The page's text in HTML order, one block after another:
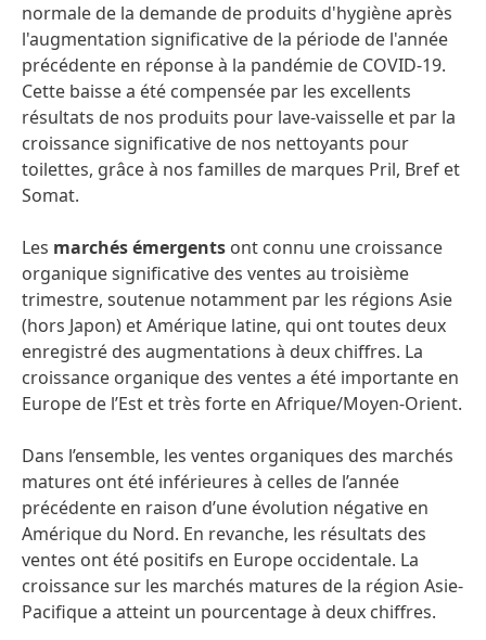
normale de la demande de produits d'hygiène après
l'augmentation significative de la période de l'année
précédente en réponse à la pandémie de COVID-19.
Cette baisse a été compensée par les excellents
résultats de nos produits pour lave-vaisselle et par la
croissance significative de nos nettoyants pour
toilettes, grâce à nos familles de marques Pril, Bref et
Somat.
Les marchés émergents ont connu une croissance
organique significative des ventes au troisième
trimestre, soutenue notamment par les régions Asie
(hors Japon) et Amérique latine, qui ont toutes deux
enregistré des augmentations à deux chiffres. La
croissance organique des ventes a été importante en
Europe de l’Est et très forte en Afrique/Moyen-Orient.
Dans l’ensemble, les ventes organiques des marchés
matures ont été inférieures à celles de l’année
précédente en raison d’une évolution négative en
Amérique du Nord. En revanche, les résultats des
ventes ont été positifs en Europe occidentale. La
croissance sur les marchés matures de la région Asie-
Pacifique a atteint un pourcentage à deux chiffres.